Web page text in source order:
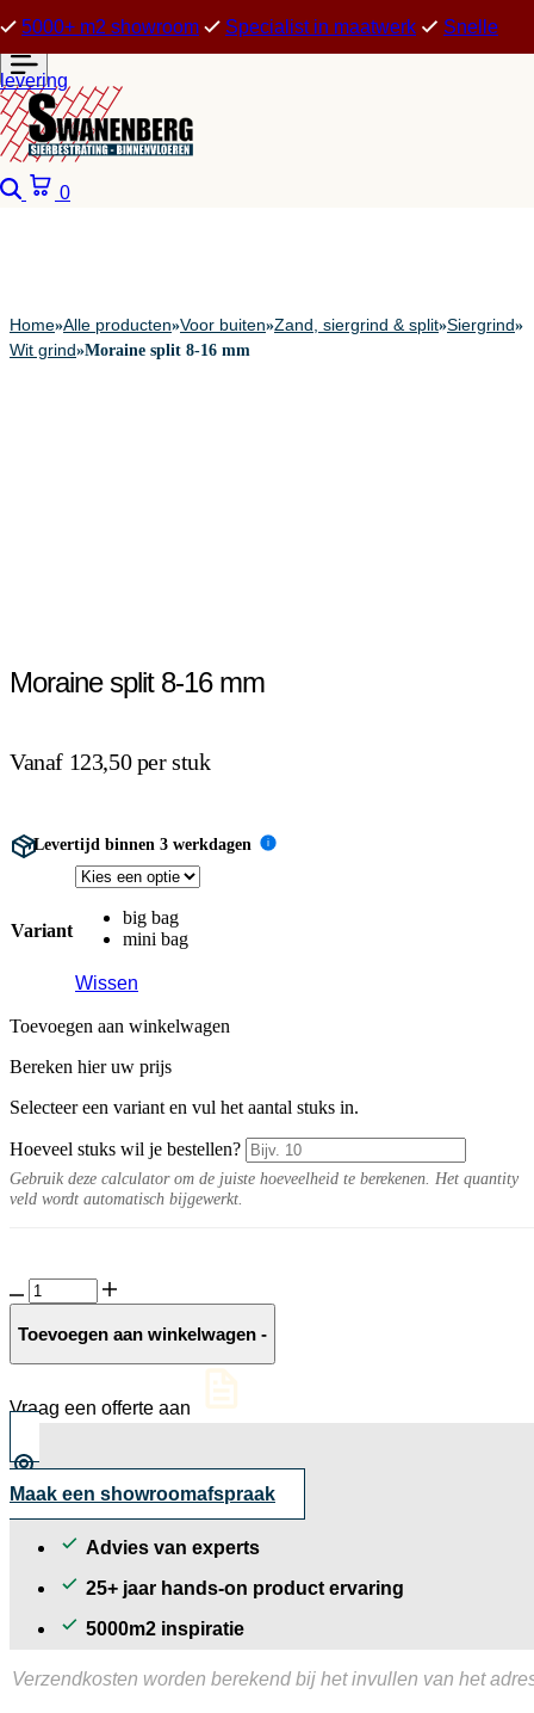
5000+ m2 showroom Specialist in maatwerk Snelle
levering
Zoeken
0
Home»Alle producten»Voor buiten»Zand, siergrind & split»Siergrind»
Wit grind»Moraine split 8-16 mm
Moraine split 8-16 mm
Vanaf 123,50 per stuk
Levertijd binnen 3 werkdagen i
Variant
big bag
mini bag
Wissen
Toevoegen aan winkelwagen
Bereken hier uw prijs
Selecteer een variant en vul het aantal stuks in.
Hoeveel stuks wil je bestellen?
Gebruik deze calculator om de juiste hoeveelheid te berekenen. Het quantity
veld wordt automatisch bijgewerkt.
Moraine
split
8-
Toevoegen aan winkelwagen -
Vraag een offerte aan
Maak een showroomafspraak
Advies van experts
25+ jaar hands-on product ervaring
5000m2 inspiratie
Verzendkosten worden berekend bij het invullen van het